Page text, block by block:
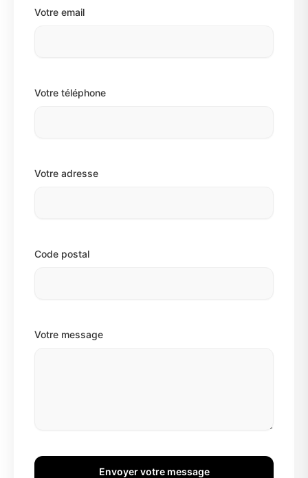
Votre email
Votre téléphone
Votre adresse
Code postal
Votre message
Envoyer votre message